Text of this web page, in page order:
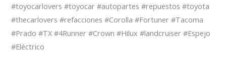
#toyocarlovers #toyocar #autopartes #repuestos #toyota
#thecarlovers #refacciones #Corolla #Fortuner #Tacoma
#Prado #TX #4Runner #Crown #Hilux #landcruiser #Espejo
#Eléctrico